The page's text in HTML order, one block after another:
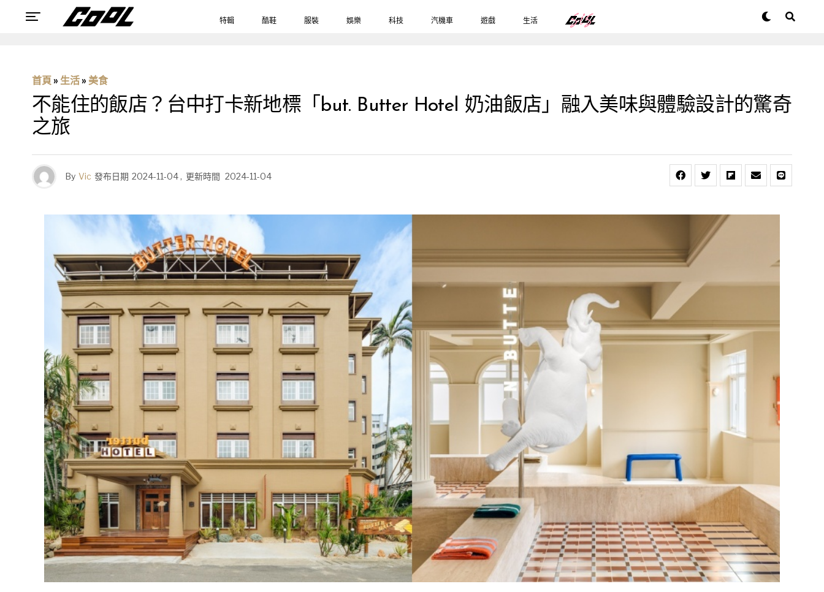
特輯 酷鞋 服裝 娛樂 科技 汽機車 遊戲 生活
首頁 » 生活 » 美食
不能住的飯店？台中打卡新地標「but. Butter Hotel 奶油飯店」融入美味與體驗設計的驚奇
之旅
By Vic 發布日期 2024-11-04, 更新時間 2024-11-04